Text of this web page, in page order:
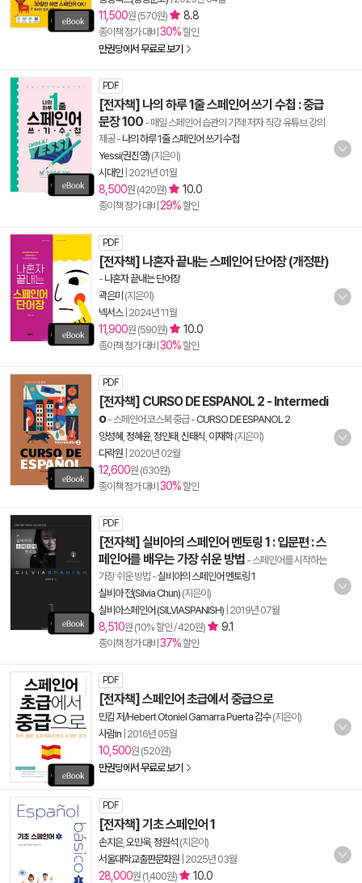
11,500원 (570원) 8.8
종이책 정가 대비 30%할인
만권당에서 무료로 보기
PDF
[전자책] 나의 하루 1줄 스페인어 쓰기 수첩 : 중급
문장 100 - 매일 스페인어 습관의 기적! 저자 직강 유튜브 강의
제공- 나의 하루 1줄 스페인어 쓰기 수첩
Yessi(권진영) (지은이)
시대인 2021년 01월
8,500원 (420원) 10.0
종이책 정가 대비 29%할인
PDF
[전자책] 나혼자 끝내는 스페인어 단어장 (개정판)
- 나혼자 끝내는 단어장
곽은미 (지은이)
넥서스| 2024년 11월
11,900원 (590원) 10.0
종이책 정가 대비 30%할인
PDF
[전자책] CURSO DE ESPANOL 2 - Intermedi
o- 스페인어 코스북 중급-CURSO DE ESPANOL 2
양성혜 정혜윤, 정인태 신태식 이재학(지은이)
다락원 2020년 02월
12,600원 (630원)
종이책 정가 대비 30%할인
PDF
[전자책] 실비아의 스페인어 멘토링 1 : 입문편 : 스
페인어를 배우는 가장 쉬운 방법 - 스페인어를 시작하는
가장 쉬운 방법 -실비아의 스페인어 멘토링 1
실비아 전(Silvia Chun) (지은이)
실비아스페인어 (SILVIASPANISH) 2019년 07월
8,510원 (10% 할인 / 420원) 9.1
종이책 정가 대비 37%할인
PDF
[전자책] 스페인어 초급에서 중급으로
민킴 저/Hebert Otoniel Gamarra Puerta 감수(지은이)
사람in 2016년 05월
10,500원 (520원)
만권당에서 무료로 보기
PDF
[전자책] 기초 스페인어 1
손지은, 오민욱, 정원석 (지은이)
서울대학교출판문화원 2025년 03월
28,000원 (1,400원) 10.0